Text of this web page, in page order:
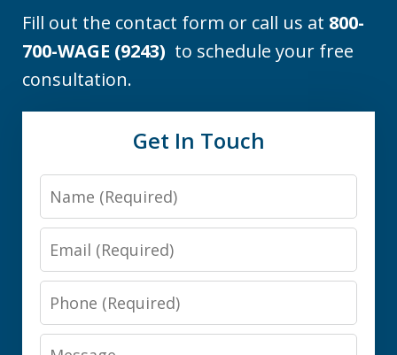
Fill out the contact form or call us at 800-
700-WAGE (9243) to schedule your free
consultation.
Get In Touch
Name
Email
Phone
Message